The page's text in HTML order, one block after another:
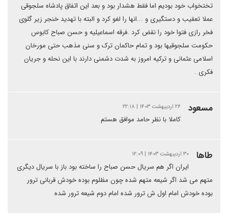
تختخواب خود بودیم اما فقط هشدار بود و بعد این اتفاق پادشاه سلجوقی
عملا تعقیب و دستگیری و ...انها را لغو کرد و البته با تهدید خنجر زیر گلوی
فخر رازی فتوا خود را نقض کرد .فرقه اسماعیلیه و حسن صباح کابوس
حکومت سلجوقیها بود و تمام حاکمان ترک و سنی مذهب حتی مورخان
اسلامی عثمانی و ترکیه امروز به شدت دشمنی دارند با این نحله و جریان
فکری .
مسعود ۲۶ اردیبهشت ۱۴۰۳ | ۲۲:۱۸
کاملا با نظر حامد موافق هستم
طاها ۳۰ اردیبهشت ۱۴۰۳ | ۱۲:۰۹
ایران اگر هم سریال حسن صباح را ساخته بود باز با سریال دیگری
متهم می شد اگر شیعه متهم شده چون مظلوم بوده خودش قربانی ترور
بوده خودش امام اول ش ترور شده امام دوم شیعه ترور شده